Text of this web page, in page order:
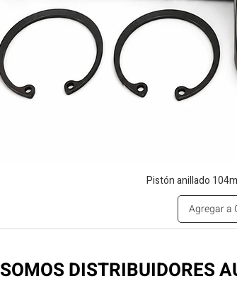
Pistón anillado
Agregar a
SOMOS DISTRIBUIDORES